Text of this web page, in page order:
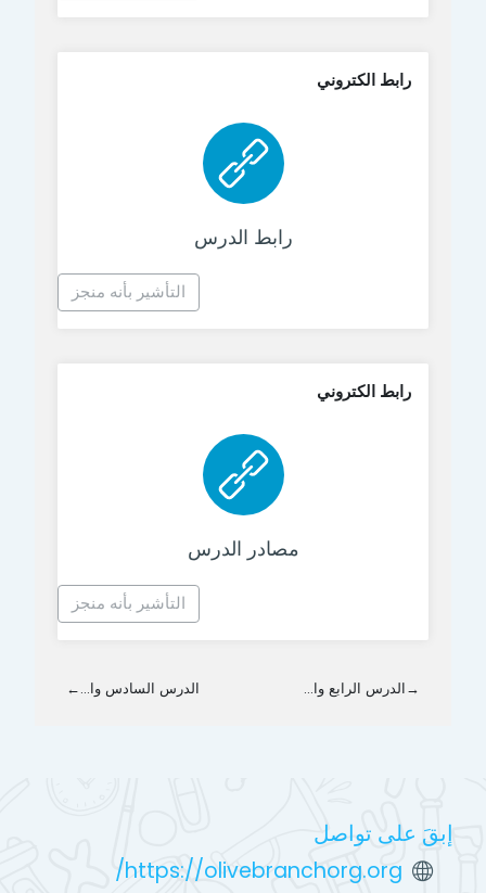
رابط الكتروني
رابط الدرس
رابط الكتروني
التأشير بأنه منجز
رابط الكتروني
مصادر الدرس
رابط الكتروني
التأشير بأنه منجز
→الدرس الرابع وا... الدرس السادس وا...←
إبقَ على تواصل
https://olivebranchorg.org/